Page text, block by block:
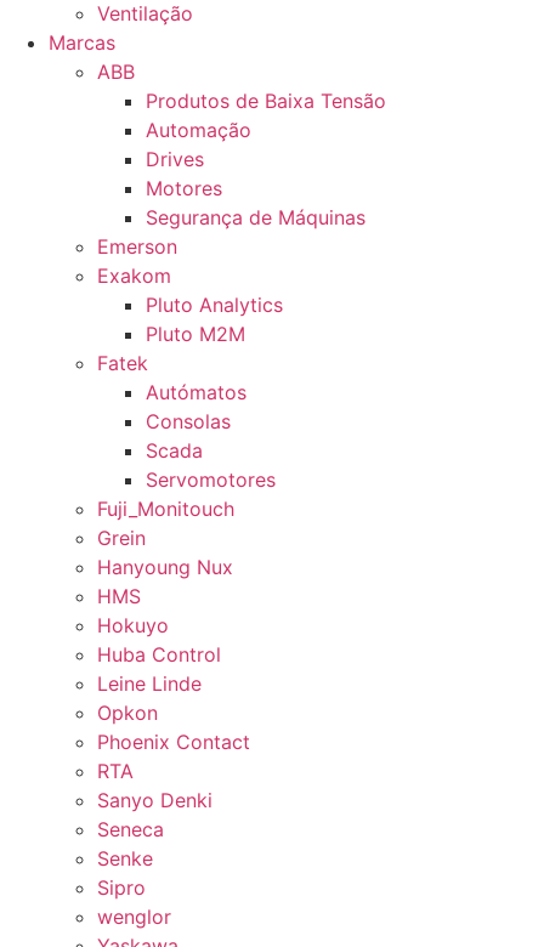
Ventilação
Marcas
ABB
Produtos de Baixa Tensão
Automação
Drives
Motores
Segurança de Máquinas
Emerson
Exakom
Pluto Analytics
Pluto M2M
Fatek
Autómatos
Consolas
Scada
Servomotores
Fuji_Monitouch
Grein
Hanyoung Nux
HMS
Hokuyo
Huba Control
Leine Linde
Opkon
Phoenix Contact
RTA
Sanyo Denki
Seneca
Senke
Sipro
wenglor